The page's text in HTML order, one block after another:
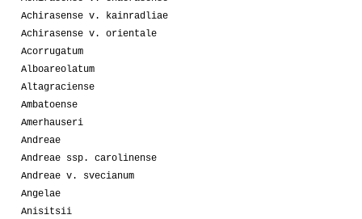
Achirasense v. kainradliae
Achirasense v. orientale
Acorrugatum
Alboareolatum
Altagraciense
Ambatoense
Amerhauseri
Andreae
Andreae ssp. carolinense
Andreae v. svecianum
Angelae
Anisitsii